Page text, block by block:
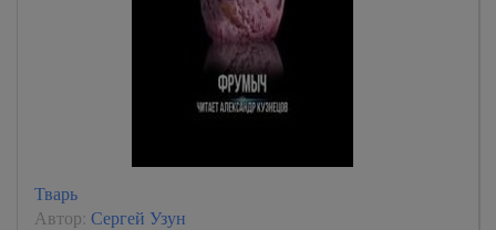
Тварь
Автор: Сергей Узун